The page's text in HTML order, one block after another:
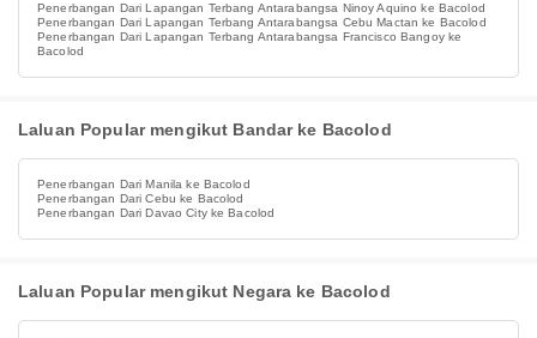
Penerbangan Dari Lapangan Terbang Antarabangsa Ninoy Aquino ke Bacolod
Penerbangan Dari Lapangan Terbang Antarabangsa Cebu Mactan ke Bacolod
Penerbangan Dari Lapangan Terbang Antarabangsa Francisco Bangoy ke
Bacolod
Laluan Popular mengikut Bandar ke Bacolod
Penerbangan Dari Manila ke Bacolod
Penerbangan Dari Cebu ke Bacolod
Penerbangan Dari Davao City ke Bacolod
Laluan Popular mengikut Negara ke Bacolod